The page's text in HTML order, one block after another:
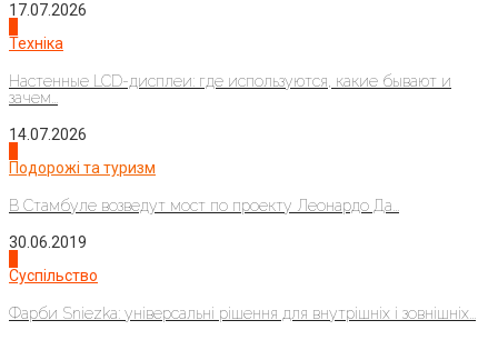
17.07.2026
Техніка
Настенные LCD-дисплеи: где используются, какие бывают и
зачем...
14.07.2026
Подорожі та туризм
В Стамбуле возведут мост по проекту Леонардо Да...
30.06.2019
Суспільство
Фарби Sniezka: універсальні рішення для внутрішніх і зовнішніх...